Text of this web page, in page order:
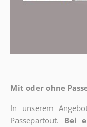
Mit oder ohne
In unserem
Passepartout.
Bei